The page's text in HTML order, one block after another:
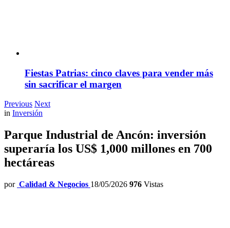
Fiestas Patrias: cinco claves para vender más
sin sacrificar el margen
Previous Next
in Inversión
Parque Industrial de Ancón: inversión
superaría los US$ 1,000 millones en 700
hectáreas
por Calidad & Negocios 18/05/2026 976 Vistas